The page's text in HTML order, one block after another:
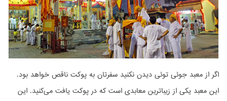
اگر از معبد جوئی توئی دیدن نکنید سفرتان به پوکت ناقص خواهد بود.
این معبد یکی از زیباترین معابدی است که در پوکت یافت می‌کنید. این